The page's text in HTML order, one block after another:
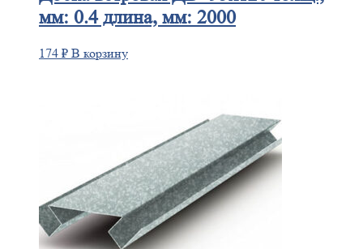
мм: 0.4 длина, мм: 2000
174 ₽ В корзину